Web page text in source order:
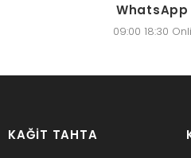
09:00 18:30
KAĞIT TAHTA